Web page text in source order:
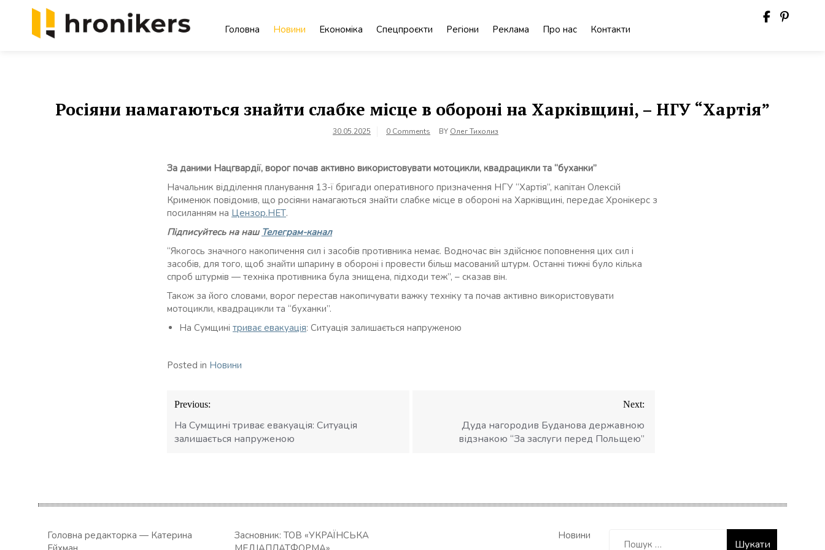
Головна Новини Економіка Спецпроєкти Регіони Реклама Про нас Контакти
Росіяни намагаються знайти слабке місце в обороні на Харківщині, – НГУ “Хартія”
30.05.2025 0 Comments BY Олег Тихолиз
За даними Нацгвардії, ворог почав активно використовувати мотоцикли, квадрацикли та “буханки”
Начальник відділення планування 13-ї бригади оперативного призначення НГУ “Хартія”, капітан Олексій
Крименюк повідомив, що росіяни намагаються знайти слабке місце в обороні на Харківщині, передає Хронікерс з
посиланням на Цензор.НЕТ.
Підписуйтесь на наш Телеграм-канал
“Якогось значного накопичення сил і засобів противника немає. Водночас він здійснює поповнення цих сил і
засобів, для того, щоб знайти шпарину в обороні і провести більш масований штурм. Останні тижні було кілька
спроб штурмів — техніка противника була знищена, підходи теж”, – сказав він.
Також за його словами, ворог перестав накопичувати важку техніку та почав активно використовувати
мотоцикли, квадрацикли та “буханки”.
На Сумщині триває евакуація: Ситуація залишається напруженою
Posted in Новини
Навігація
записів
Previous:
На Сумщині триває евакуація: Ситуація
залишається напруженою
Next:
Дуда нагородив Буданова державною
відзнакою “За заслуги перед Польщею”
Головна редакторка — Катерина
Засновник: ТОВ «УКРАЇНСЬКА
Новини